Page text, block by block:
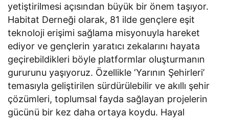
yetiştirilmesi açısından büyük bir önem taşıyor.
Habitat Derneği olarak, 81 ilde gençlere eşit
teknoloji erişimi sağlama misyonuyla hareket
ediyor ve gençlerin yaratıcı zekalarını hayata
geçirebildikleri böyle platformlar oluşturmanın
gururunu yaşıyoruz. Özellikle ‘Yarının Şehirleri’
temasıyla geliştirilen sürdürülebilir ve akıllı şehir
çözümleri, toplumsal fayda sağlayan projelerin
gücünü bir kez daha ortaya koydu. Hayal